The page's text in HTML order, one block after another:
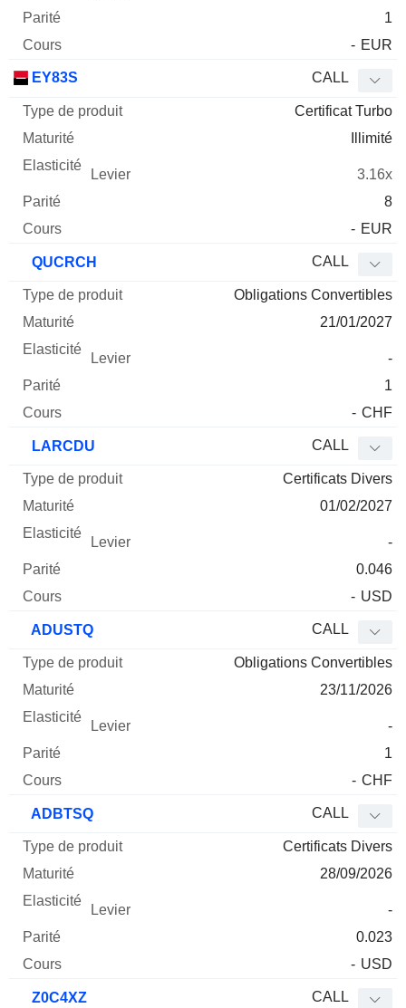
1
- EUR
EY83S CALL
Certificat Turbo
Illimité
3.16x
8
- EUR
QUCRCH CALL
Obligations Convertibles
21/01/2027
-
1
- CHF
LARCDU CALL
Certificats Divers
01/02/2027
-
0.046
- USD
ADUSTQ CALL
Obligations Convertibles
23/11/2026
-
1
- CHF
ADBTSQ CALL
Certificats Divers
28/09/2026
-
0.023
- USD
Z0C4XZ CALL